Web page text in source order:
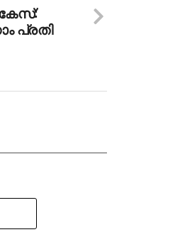
കേസ്:
പ്രതി